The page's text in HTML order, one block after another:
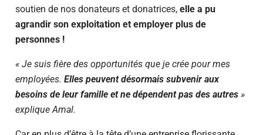
soutien de nos donateurs et donatrices, elle a pu
agrandir son exploitation et employer plus de
personnes !
« Je suis fière des opportunités que je crée pour mes
employées. Elles peuvent désormais subvenir aux
besoins de leur famille et ne dépendent pas des autres »
explique Amal.